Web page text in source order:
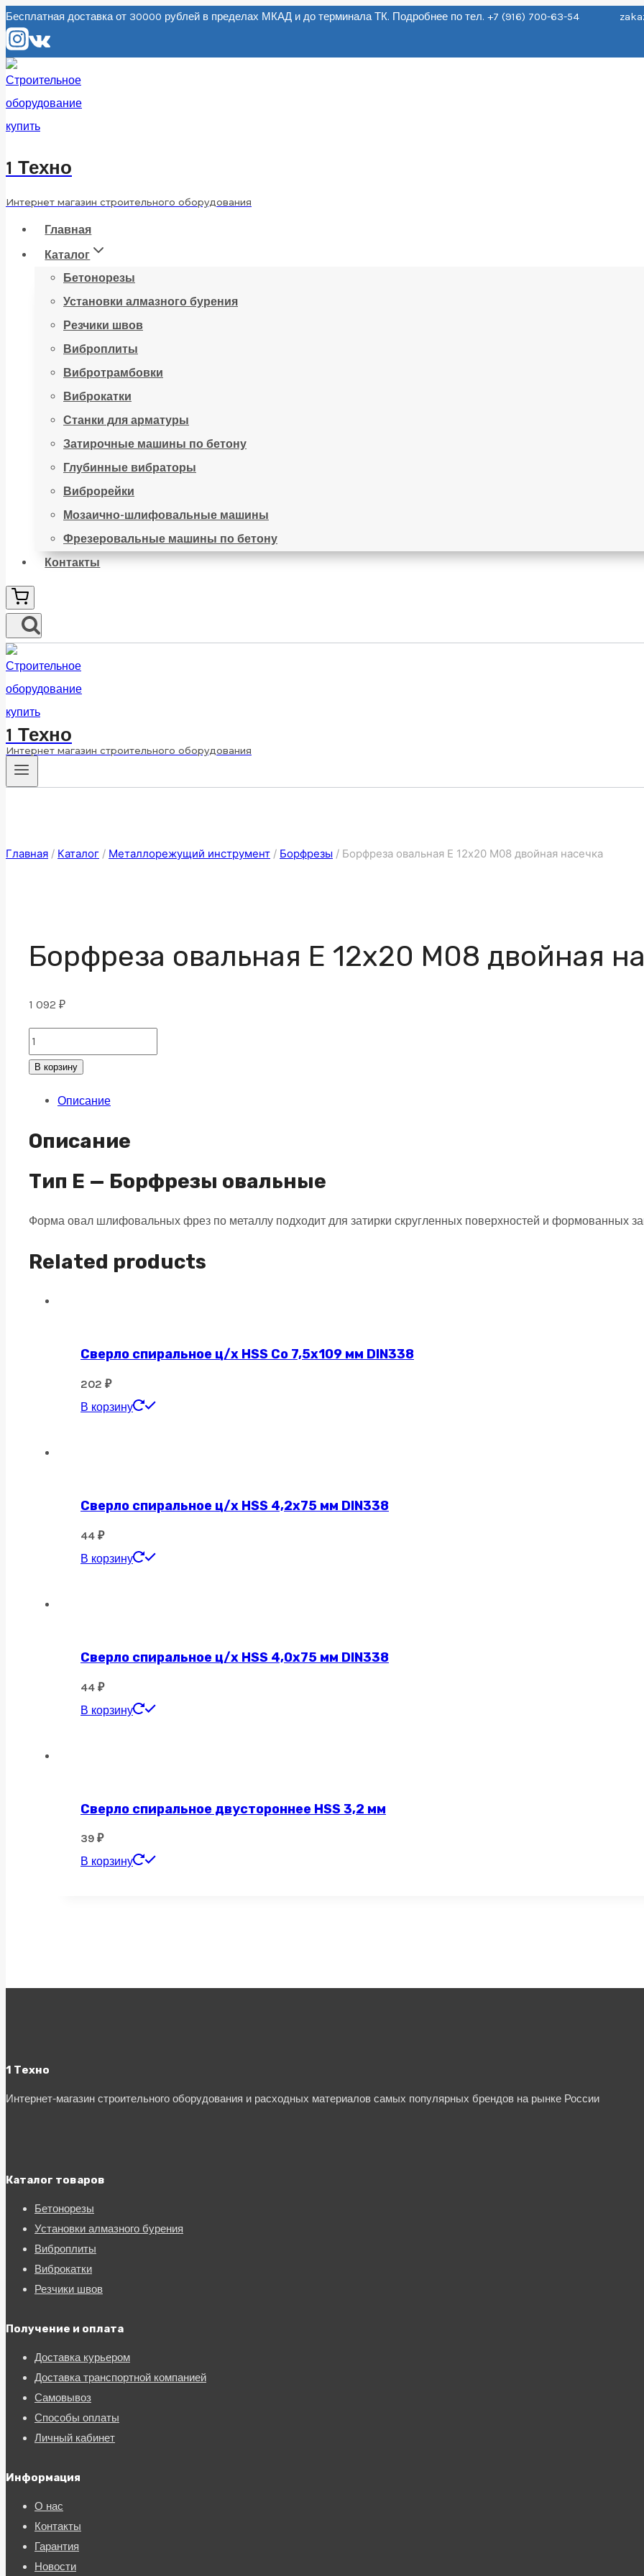
Перейти
к
содержанию
Бесплатная доставка от 30000 рублей в пределах МКАД и до терминала ТК. Подробнее по тел. +7 (916) 700-63-54
1 Техно
Интернет магазин строительного оборудования
Главная
Каталог
Бетонорезы
Установки алмазного бурения
Резчики швов
Виброплиты
Вибротрамбовки
Виброкатки
Станки для арматуры
Затирочные машины по бетону
Глубинные вибраторы
Виброрейки
Мозаично-шлифовальные машины
Фрезеровальные машины по бетону
Контакты
1 Техно
Интернет магазин строительного оборудования
Главная / Каталог / Металлорежущий инструмент / Борфрезы / Борфреза овальная E 12х20 M08 двойная насечка
Борфреза овальная E 12х20 M08 двойная
1 092 ₽
Борфреза
овальная
12х20
насечка
В корзину
Описание
Описание
Тип E — Борфрезы овальные
Форма овал шлифовальных фрез по металлу подходит для затирки скругленных поверхностей и формованных
Related products
Сверло спиральное ц/х HSS Co 7,5х109 мм DIN338
202 ₽
В корзину
Сверло спиральное ц/х HSS 4,2х75 мм DIN338
44 ₽
В корзину
Сверло спиральное ц/х HSS 4,0х75 мм DIN338
44 ₽
В корзину
Сверло спиральное двустороннее HSS 3,2 мм
39 ₽
В корзину
1 Техно
Интернет-магазин строительного оборудования и расходных материалов самых популярных брендов на рынке России
Каталог товаров
Бетонорезы
Установки алмазного бурения
Виброплиты
Виброкатки
Резчики швов
Получение и оплата
Доставка курьером
Доставка транспортной компанией
Самовывоз
Способы оплаты
Личный кабинет
Информация
О нас
Контакты
Гарантия
Новости